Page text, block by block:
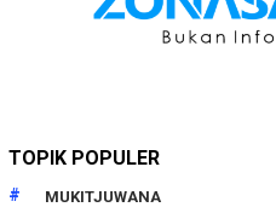
TOPIK POPULER
MUKITJUWANA